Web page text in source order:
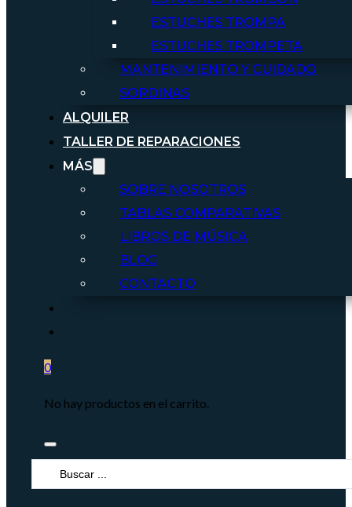
ESTUCHES TROMPA
ESTUCHES TROMPETA
MANTENIMIENTO Y CUIDADO
SORDINAS
ALQUILER
TALLER DE REPARACIONES
MÁS
SOBRE NOSOTROS
TABLAS COMPARATIVAS
LIBROS DE MÚSICA
BLOG
CONTACTO
0
No hay productos en el carrito.
Search
...